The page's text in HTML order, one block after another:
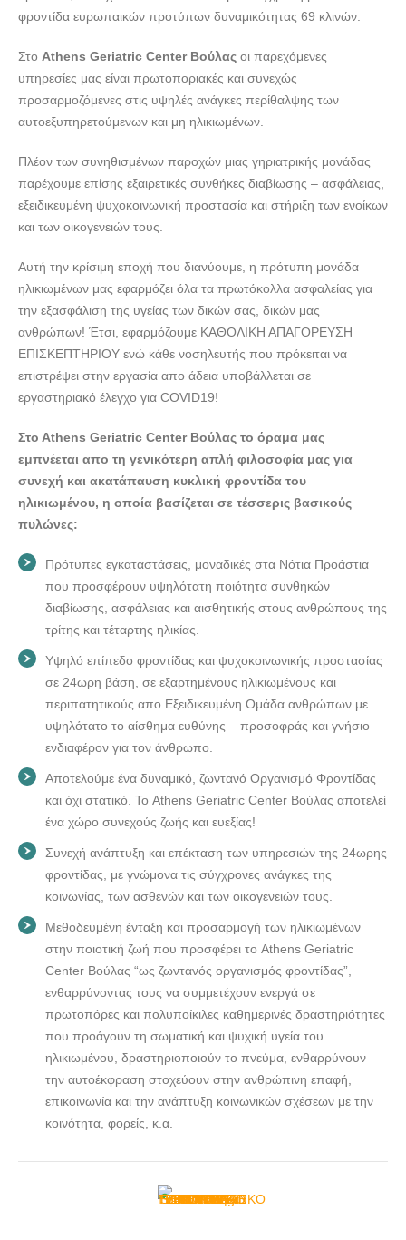
ATHENS ΓΕΡΟΝΤΟΛΟΓΙΚΟ ΚΕΝΤΡΟ SENIOR CARE
ΒΟΥΛΑΣ --- doctors4u.gr
ΓΗΡΟΚΟΜΕΙΟ ΦΡΟΝΤΙΔΑ ΗΛΙΚΙΩΜΕΝΩΝ ΒΟΥΛΑ |
ATHENS ΓΕΡΟΝΤΟΛΟΓΙΚΟ ΚΕΝΤΡΟ SENIOR CARE
ΓΗΡΟΚΟΜΕΙΟ ΦΡΟΝΤΙΔΑ ΗΛΙΚΙΩΜΕΝΩΝ ΒΟΥΛΑ |
ATHENS ΓΕΡΟΝΤΟΛΟΓΙΚΟ ΚΕΝΤΡΟ SENIOR CARE
ΒΟΥΛΑΣ --- doctors4u.gr
ATHENS ΓΕΡΟΝΤΟΛΟΓΙΚΟ ΚΕΝΤΡΟ SENIOR CARE
ΒΟΥΛΑΣ --- doctors4u.gr
ΓΗΡΟΚΟΜΕΙΟ ΦΡΟΝΤΙΔΑ ΗΛΙΚΙΩΜΕΝΩΝ ΒΟΥΛΑ |
ATHENS ΓΕΡΟΝΤΟΛΟΓΙΚΟ ΚΕΝΤΡΟ SENIOR CARE
ΒΟΥΛΑΣ --- doctors4u.gr
ΒΟΥΛΑΣ --- doctors4u.gr
ΓΗΡΟΚΟΜΕΙΟ ΦΡΟΝΤΙΔΑ ΗΛΙΚΙΩΜΕΝΩΝ ΒΟΥΛΑ |
ATHENS ΓΕΡΟΝΤΟΛΟΓΙΚΟ ΚΕΝΤΡΟ SENIOR CARE
ΒΟΥΛΑΣ --- doctors4u.gr
ΓΗΡΟΚΟΜΕΙΟ ΦΡΟΝΤΙΔΑ ΗΛΙΚΙΩΜΕΝΩΝ ΒΟΥΛΑ |
ΒΟΥΛΑΣ --- doctors4u.gr
ΓΗΡΟΚΟΜΕΙΟ ΦΡΟΝΤΙΔΑ ΗΛΙΚΙΩΜΕΝΩΝ ΒΟΥΛΑ |
ATHENS ΓΕΡΟΝΤΟΛΟΓΙΚΟ ΚΕΝΤΡΟ SENIOR CARE
ΓΗΡΟΚΟΜΕΙΟ ΦΡΟΝΤΙΔΑ ΗΛΙΚΙΩΜΕΝΩΝ ΒΟΥΛΑ |
ATHENS ΓΕΡΟΝΤΟΛΟΓΙΚΟ ΚΕΝΤΡΟ SENIOR CARE
ΒΟΥΛΑΣ --- doctors4u.gr
ΓΗΡΟΚΟΜΕΙΟ ΦΡΟΝΤΙΔΑ ΗΛΙΚΙΩΜΕΝΩΝ ΒΟΥΛΑ |
ΒΟΥΛΑΣ --- doctors4u.gr
ΓΗΡΟΚΟΜΕΙΟ ΦΡΟΝΤΙΔΑ ΗΛΙΚΙΩΜΕΝΩΝ ΒΟΥΛΑ |
ΒΟΥΛΑΣ --- doctors4u.gr
ΓΗΡΟΚΟΜΕΙΟ ΦΡΟΝΤΙΔΑ ΗΛΙΚΙΩΜΕΝΩΝ ΒΟΥΛΑ |
ΒΟΥΛΑΣ --- doctors4u.gr
φροντίδα ευρωπαικών προτύπων δυναμικότητας 69 κλινών.
Στο Athens Geriatric Center Βούλας οι παρεχόμενες
υπηρεσίες μας είναι πρωτοποριακές και συνεχώς
προσαρμοζόμενες στις υψηλές ανάγκες περίθαλψης των
αυτοεξυπηρετούμενων και μη ηλικιωμένων.
Πλέον των συνηθισμένων παροχών μιας γηριατρικής μονάδας
παρέχουμε επίσης εξαιρετικές συνθήκες διαβίωσης – ασφάλειας,
εξειδικευμένη ψυχοκοινωνική προστασία και στήριξη των ενοίκων
και των οικογενειών τους.
Αυτή την κρίσιμη εποχή που διανύουμε, η πρότυπη μονάδα
ηλικιωμένων μας εφαρμόζει όλα τα πρωτόκολλα ασφαλείας για
την εξασφάλιση της υγείας των δικών σας, δικών μας
ανθρώπων! Έτσι, εφαρμόζουμε ΚΑΘΟΛΙΚΗ ΑΠΑΓΟΡΕΥΣΗ
ΕΠΙΣΚΕΠΤΗΡΙΟΥ ενώ κάθε νοσηλευτής που πρόκειται να
επιστρέψει στην εργασία απο άδεια υποβάλλεται σε
εργαστηριακό έλεγχο για COVID19!
Στo Athens Geriatric Center Βούλας το όραμα μας
εμπνέεται απο τη γενικότερη απλή φιλοσοφία μας για
συνεχή και ακατάπαυση κυκλική φροντίδα του
ηλικιωμένου, η οποία βασίζεται σε τέσσερις βασικούς
πυλώνες:
Πρότυπες εγκαταστάσεις, μοναδικές στα Νότια Προάστια
που προσφέρουν υψηλότατη ποιότητα συνθηκών
διαβίωσης, ασφάλειας και αισθητικής στους ανθρώπους της
τρίτης και τέταρτης ηλικίας.
Υψηλό επίπεδο φροντίδας και ψυχοκοινωνικής προστασίας
σε 24ωρη βάση, σε εξαρτημένους ηλικιωμένους και
περιπατητικούς απο Εξειδικευμένη Ομάδα ανθρώπων με
υψηλότατο το αίσθημα ευθύνης – προσοφράς και γνήσιο
ενδιαφέρον για τον άνθρωπο.
Αποτελούμε ένα δυναμικό, ζωντανό Οργανισμό Φροντίδας
και όχι στατικό. Το Athens Geriatric Center Βούλας αποτελεί
ένα χώρο συνεχούς ζωής και ευεξίας!
Συνεχή ανάπτυξη και επέκταση των υπηρεσιών της 24ωρης
φροντίδας, με γνώμονα τις σύγχρονες ανάγκες της
κοινωνίας, των ασθενών και των οικογενειών τους.
Μεθοδευμένη ένταξη και προσαρμογή των ηλικιωμένων
στην ποιοτική ζωή που προσφέρει το Athens Geriatric
Center Βούλας “ως ζωντανός οργανισμός φροντίδας”,
ενθαρρύνοντας τους να συμμετέχουν ενεργά σε
πρωτοπόρες και πολυποίκιλες καθημερινές δραστηριότητες
που προάγουν τη σωματική και ψυχική υγεία του
ηλικιωμένου, δραστηριοποιούν το πνεύμα, ενθαρρύνουν
την αυτοέκφραση στοχεύουν στην ανθρώπινη επαφή,
επικοινωνία και την ανάπτυξη κοινωνικών σχέσεων με την
κοινότητα, φορείς, κ.α.